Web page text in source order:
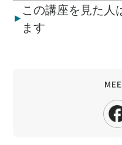
この講座を見た人
ます